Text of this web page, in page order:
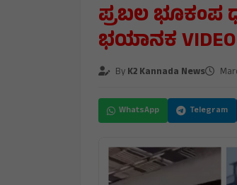
ಪ್ರಬಲ ಭೂಕಂಪ
ಭಯಾನಕ
ByK2 Kannada News
WhatsApp Telegram